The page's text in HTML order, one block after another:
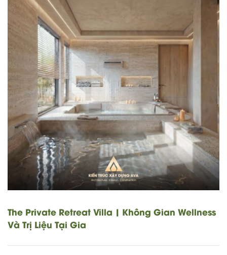
The Private Retreat Villa | Không Gian Wellness
Và Trị Liệu Tại Gia